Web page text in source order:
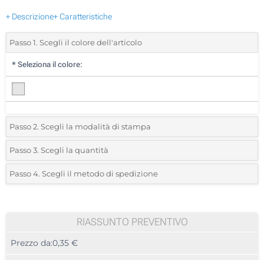
+ Descrizione+ Caratteristiche
Passo 1. Scegli il colore dell'articolo
* Seleziona il colore:
Passo 2. Scegli la modalità di stampa
*Seleziona la posizione di stampa e il colore del vostro logo:
1 Colore (Su un lato)
Passo 3. Scegli la quantità
*Quantità desiderata:
120
Passo 4. Scegli il metodo di spedizione
RIASSUNTO PREVENTIVO
Prezzo da:0,35 €